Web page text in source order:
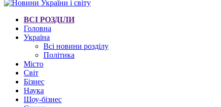
ВСІ РОЗДІЛИ
Головна
Україна
Всі новини розділу
Політика
Місто
Світ
Бізнес
Наука
Шоу-бізнес